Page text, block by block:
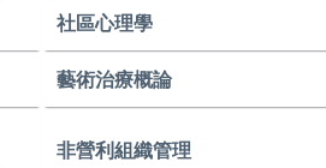
社區心理學
藝術治療概論
非營利組織管理